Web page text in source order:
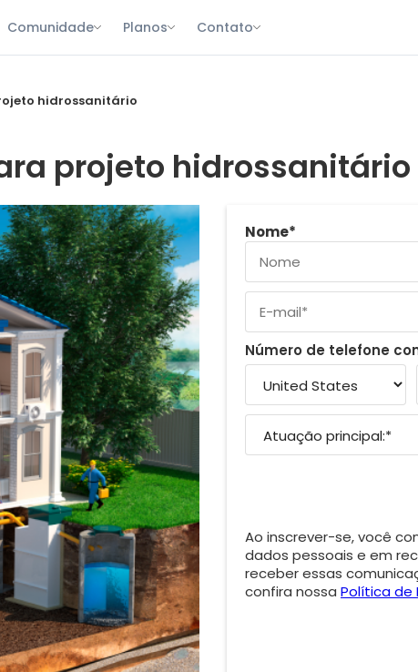
Comunidade Planos Contato
hidrossanitário
projeto hidrossanitário
Nome*
Número de telefone
Ao inscrever-se, você
dados pessoais e em
receber essas
confira nossa Política de